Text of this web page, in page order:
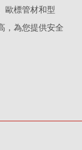
歐標管材和型
，為您提供安全